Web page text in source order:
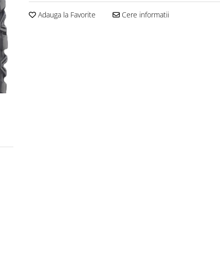
Adauga la Favorite Cere informatii